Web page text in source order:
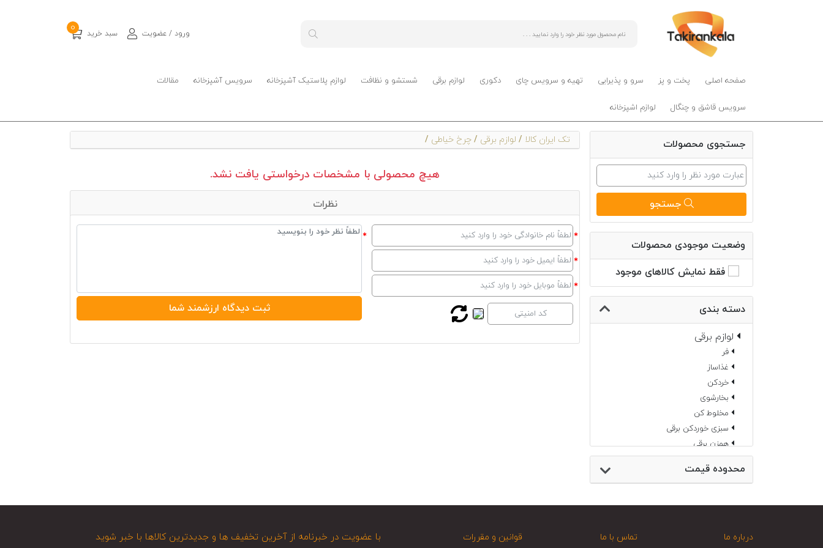
ورود / عضویت سبد خرید 0
صفحه اصلی پخت و پز سرو و پذیرایی تهیه و سرویس چای دکوری لوازم برقی شستشو و نظافت لوازم پلاستیک آشپزخانه سرویس آشپزخانه مقالات
سرویس قاشق و چنگال لوازم اشپزخانه
تک ایران کالا / لوازم برقی / چرخ خیاطی /
هیچ محصولی با مشخصات درخواستی یافت نشد.
نظرات
جستجوی محصولات
جستجو
وضعیت موجودی محصولات
فقط نمایش کالاهای موجود
دسته بندی
لوازم برقی
فر
غذاساز
خردکن
بخارشوی
مخلوط کن
سبزی خوردکن برقی
همزن برقی
چرخ خیاطی
جارو شارژی
اسیاب
سماور برقی
محدوده قیمت
درباره ما تماس با ما قوانین و مقررات با عضویت در خبرنامه از آخرین تخفیف ها و جدیدترین کالاها با خبر شوید